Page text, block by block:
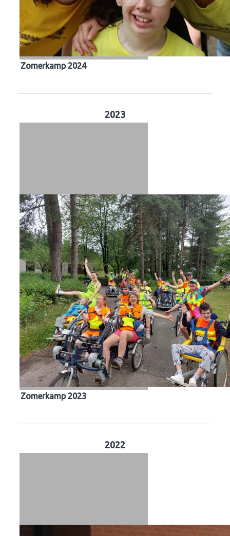
Zomerkamp 2024
2023
Zomerkamp 2023
2022